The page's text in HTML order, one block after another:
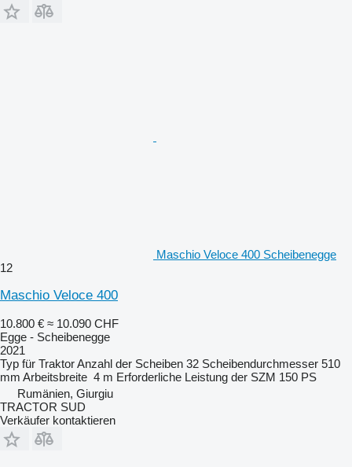
Maschio Veloce 400 Scheibenegge
12
Maschio Veloce 400
10.800 € ≈ 10.090 CHF
Egge - Scheibenegge
2021
Typ für TraktorAnzahl der Scheiben 32 Scheibendurchmesser 510
mm Arbeitsbreite 4 m Erforderliche Leistung der SZM 150 PS
Rumänien, Giurgiu
TRACTOR SUD
Verkäufer kontaktieren